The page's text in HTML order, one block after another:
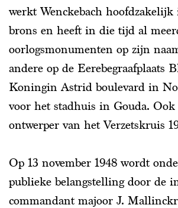
werkt Wenckebach hoofdzakelijk
brons en heeft in die tijd al
oorlogsmonumenten op zijn
andere op de Eerebegraafplaats
Koningin Astrid boulevard in
voor het stadhuis in Gouda.
ontwerper van het Verzetskruis
Op 13 november 1948 wordt
publieke belangstelling door de
commandant majoor J.